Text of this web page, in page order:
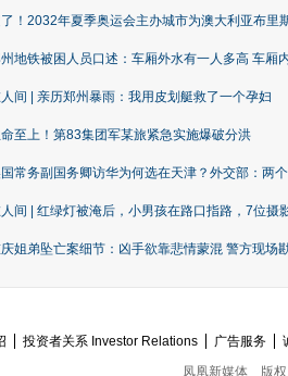
！2032年夏季奥运会主办城市为澳大利亚布里
地铁被困人员口述：车厢外水有一人多高 车厢
间 | 亲历郑州暴雨：我用皮划艇救了一个孕妇
至上！第83集团军某旅紧急实施爆破分洪
常务副国务卿访华为何选在天津？外交部：两
间 | 红绿灯被淹后，小男孩在路口指路，7位摄
姐弟坠亡案细节：凶手欲靠悲情蒙混 警方现场
投资者关系 Investor Relations 广告服务
凤凰新媒体
版